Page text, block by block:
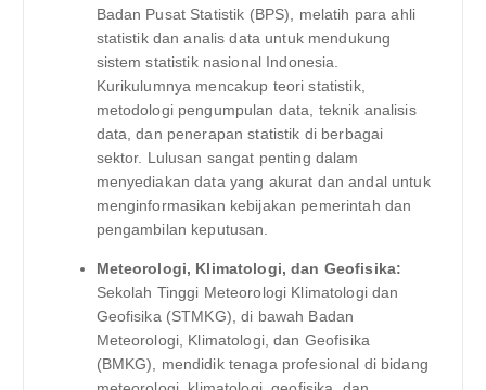
Badan Pusat Statistik (BPS), melatih para ahli
statistik dan analis data untuk mendukung
sistem statistik nasional Indonesia.
Kurikulumnya mencakup teori statistik,
metodologi pengumpulan data, teknik analisis
data, dan penerapan statistik di berbagai
sektor. Lulusan sangat penting dalam
menyediakan data yang akurat dan andal untuk
menginformasikan kebijakan pemerintah dan
pengambilan keputusan.
Meteorologi, Klimatologi, dan Geofisika:
Sekolah Tinggi Meteorologi Klimatologi dan
Geofisika (STMKG), di bawah Badan
Meteorologi, Klimatologi, dan Geofisika
(BMKG), mendidik tenaga profesional di bidang